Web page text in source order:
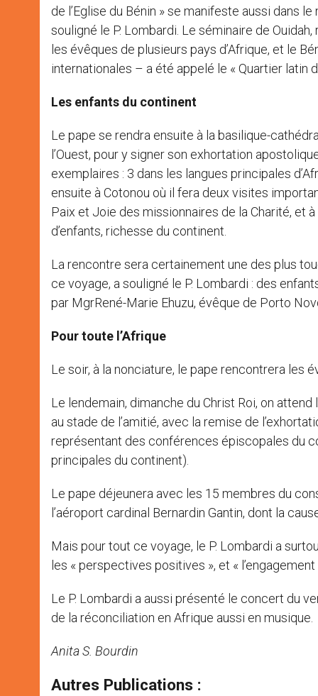
de l’Eglise du Bénin » se manifeste aussi dans
souligné le P. Lombardi. Le séminaire de
les évêques de plusieurs pays d’Afrique, et le
internationales – a été appelé le « Quartier latin
Les enfants du continent
Le pape se rendra ensuite à la basilique-
l’Ouest, pour y signer son exhortation
exemplaires : 3 dans les langues principales
ensuite à Cotonou où il fera deux visites
Paix et Joie des missionnaires de la Charité, et
d’enfants, richesse du continent.
La rencontre sera certainement une des plus
ce voyage, a souligné le P. Lombardi : des
par MgrRené-Marie Ehuzu, évêque de Porto
Pour toute l’Afrique
Le soir, à la nonciature, le pape rencontrera les
Le lendemain, dimanche du Christ Roi, on
au stade de l’amitié, avec la remise de
représentant des conférences épiscopales du
principales du continent).
Le pape déjeunera avec les 15 membres du
l’aéroport cardinal Bernardin Gantin, dont la
Mais pour tout ce voyage, le P. Lombardi a
les « perspectives positives », et «
Le P. Lombardi a aussi présenté le concert du
de la réconciliation en Afrique aussi en musique.
Anita S. Bourdin
Autres Publications :